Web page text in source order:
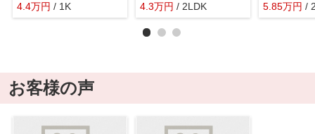
4.4万円 / 1K
4.3万円 / 2LDK
5.85万円 /
お客様の声